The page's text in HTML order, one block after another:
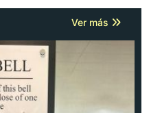
Ver más